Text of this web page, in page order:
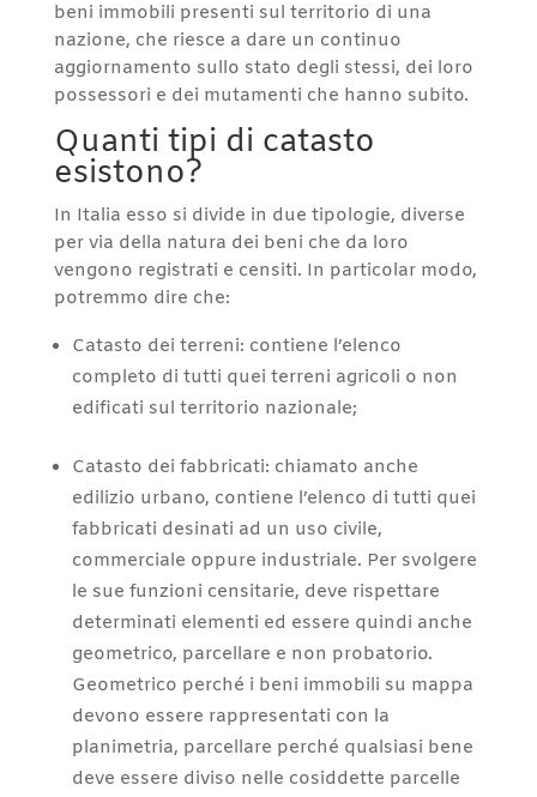
beni immobili presenti sul territorio di una
nazione, che riesce a dare un continuo
aggiornamento sullo stato degli stessi, dei loro
possessori e dei mutamenti che hanno subito.
Quanti tipi di catasto
esistono?
In Italia esso si divide in due tipologie, diverse
per via della natura dei beni che da loro
vengono registrati e censiti. In particolar modo,
potremmo dire che:
Catasto dei terreni: contiene l’elenco
completo di tutti quei terreni agricoli o non
edificati sul territorio nazionale;
Catasto dei fabbricati: chiamato anche
edilizio urbano, contiene l’elenco di tutti quei
fabbricati desinati ad un uso civile,
commerciale oppure industriale. Per svolgere
le sue funzioni censitarie, deve rispettare
determinati elementi ed essere quindi anche
geometrico, parcellare e non probatorio.
Geometrico perché i beni immobili su mappa
devono essere rappresentati con la
planimetria, parcellare perché qualsiasi bene
deve essere diviso nelle cosiddette parcelle